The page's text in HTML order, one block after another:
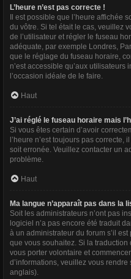
L’heure n’est pas correcte !
Il est possible que l’heure affichée
du vôtre. Si tel était le cas, veuillez
de l’utilisateur et régler le fuseau
adéquate, par exemple Londres,
que le réglage du fuseau horaire,
n’est accessible qu’aux utilisateurs
l’occasion idéale de le faire.
Haut
J’ai réglé le fuseau horaire mais
Si vous êtes certain d’avoir
l’heure n’est toujours pas
soit erronée. Veuillez contacter un
problème.
Haut
Ma langue n’apparaît pas dans la
Soit les administrateurs n’ont pas
logiciel n’a pas encore été traduit
à un administrateur du forum s’il
que vous souhaitez. Si la traduction
vous porter volontaire et
d’informations, veuillez vous rendre
anglais).